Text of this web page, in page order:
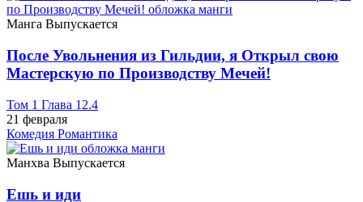
Манга Выпускается
После Увольнения из Гильдии, я Открыл свою
Мастерскую по Производству Мечей!
Том 1 Глава 12.4
21 февраля
Комедия Романтика
Манхва Выпускается
Ешь и иди